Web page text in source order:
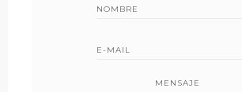
MENSAJE